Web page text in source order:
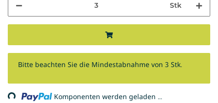
Stk
x
Bitte beachten Sie die Mindestabnahme von 3 Stk.
Loading... Komponenten werden geladen ...